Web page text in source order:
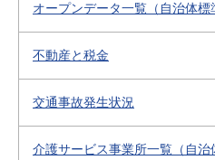
オープンデータ一覧（自治体標
不動産と税金
交通事故発生状況
介護サービス事業所一覧（自